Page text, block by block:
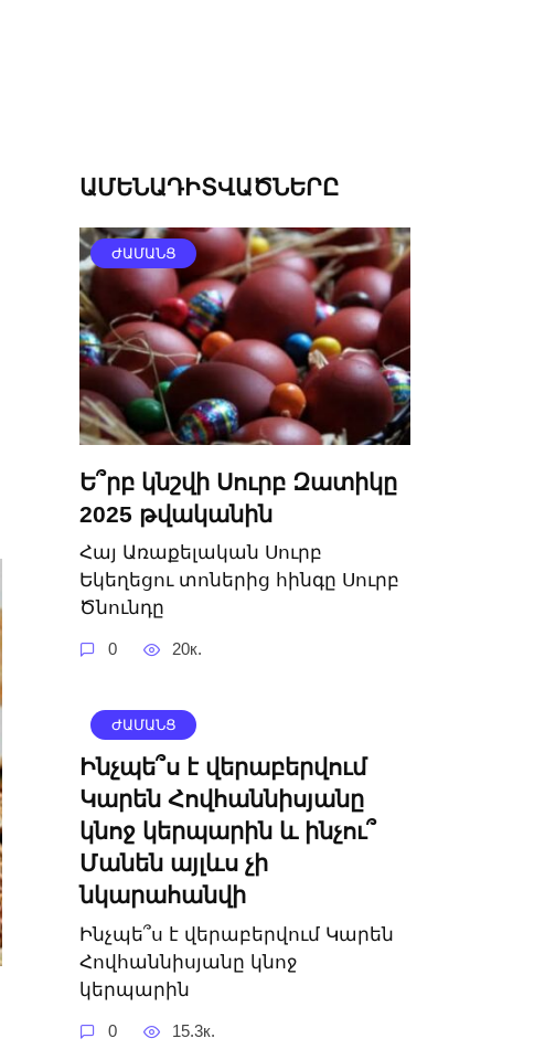
ԱՄԵՆԱԴԻՏՎԱԾՆԵՐԸ
ԺԱՄԱՆՑ
Ե՞րբ կնշվի Սուրբ Զատիկը
2025 թվականին
Հայ Առաքելական Սուրբ
Եկեղեցու տոներից հինգը Սուրբ
Ծնունդը
0 20к.
ԺԱՄԱՆՑ
Ինչպե՞ս է վերաբերվում
Կարեն Հովհաննիսյանը
կնոջ կերպարին և ինչու՞
Մանեն այլևս չի
նկարահանվի
Ինչպե՞ս է վերաբերվում Կարեն
Հովհաննիսյանը կնոջ
կերպարին
0 15.3к.